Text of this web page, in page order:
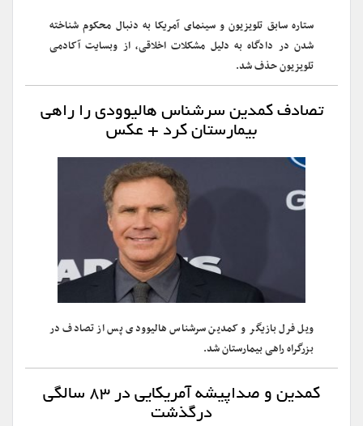
ستاره سابق تلویزیون و سینمای آمریکا به دنبال محکوم شناخته
شدن در دادگاه به دلیل مشکلات اخلاقی، از وبسایت آکادمی
تلویزیون حذف شد.
تصادف کمدین سرشناس هالیوودی را راهی
بیمارستان کرد + عکس
ویل فرل بازیگر و کمدین سرشناس هالیوودی پس از تصادف در
بزرگراه راهی بیمارستان شد.
کمدین و صداپیشه آمریکایی در ۸۳ سالگی
درگذشت